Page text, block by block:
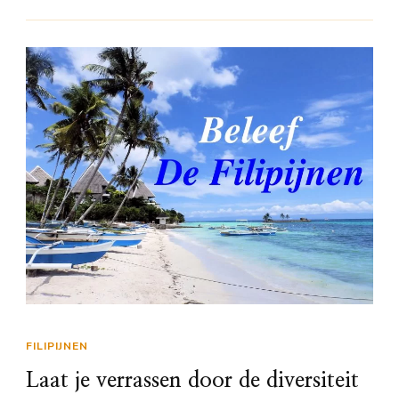
FILIPIJNEN
Laat je verrassen door de diversiteit